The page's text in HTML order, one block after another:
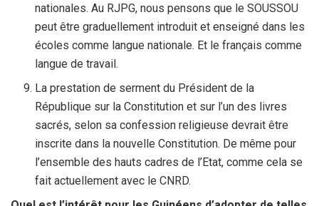
nationales. Au RJPG, nous pensons que le SOUSSOU
peut être graduellement introduit et enseigné dans les
écoles comme langue nationale. Et le français comme
langue de travail.
La prestation de serment du Président de la
République sur la Constitution et sur l’un des livres
sacrés, selon sa confession religieuse devrait être
inscrite dans la nouvelle Constitution. De même pour
l’ensemble des hauts cadres de l’Etat, comme cela se
fait actuellement avec le CNRD.